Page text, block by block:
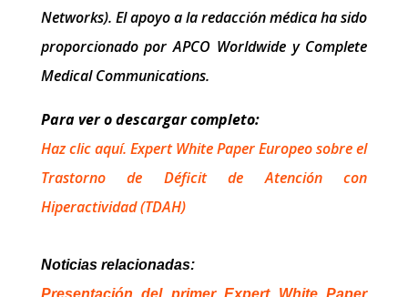
Networks). El apoyo a la redacción médica ha sido
proporcionado por APCO Worldwide y Complete
Medical Communications.
Para ver o descargar completo:
Haz clic aquí. Expert White Paper Europeo sobre el
Trastorno de Déficit de Atención con
Hiperactividad (TDAH)
Noticias relacionadas: